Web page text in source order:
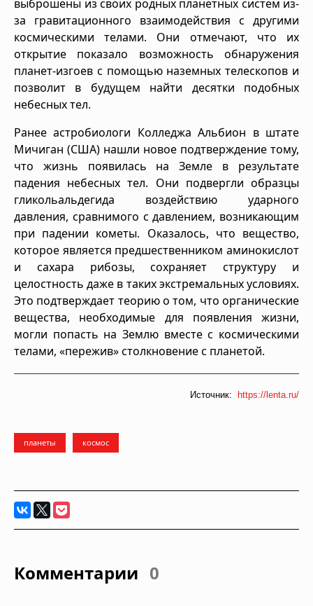
выброшены из своих родных планетных систем из-
за гравитационного взаимодействия с другими
космическими телами. Они отмечают, что их
открытие показало возможность обнаружения
планет-изгоев с помощью наземных телескопов и
позволит в будущем найти десятки подобных
небесных тел.
Ранее астробиологи Колледжа Альбион в штате
Мичиган (США) нашли новое подтверждение тому,
что жизнь появилась на Земле в результате
падения небесных тел. Они подвергли образцы
гликольальдегида воздействию ударного
давления, сравнимого с давлением, возникающим
при падении кометы. Оказалось, что вещество,
которое является предшественником аминокислот
и сахара рибозы, сохраняет структуру и
целостность даже в таких экстремальных условиях.
Это подтверждает теорию о том, что органические
вещества, необходимые для появления жизни,
могли попасть на Землю вместе с космическими
телами, «пережив» столкновение с планетой.
Источник: https://lenta.ru/
планеты космос
Комментарии 0